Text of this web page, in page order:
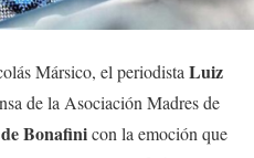
Mársico, el periodista Luiz
de la Asociación Madres de
Bonafinicon la emoción que